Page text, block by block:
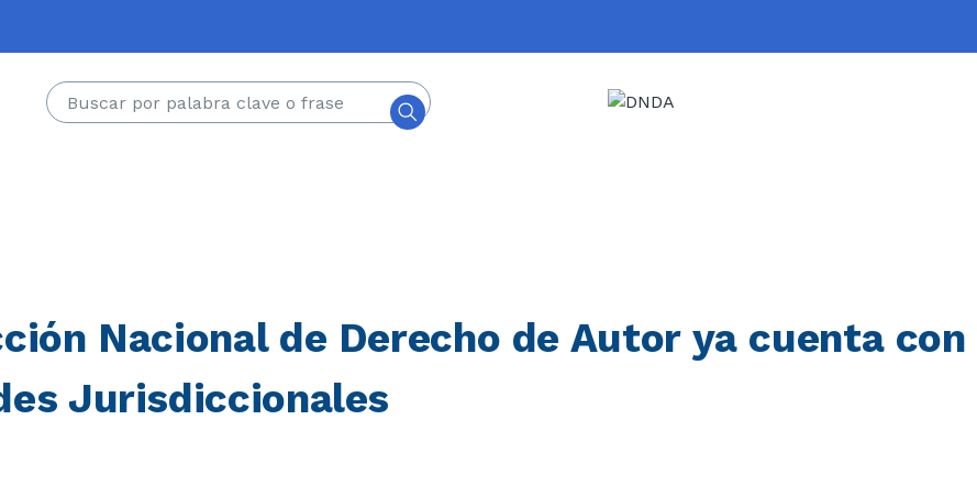
Buscar
Nacional de Derecho de Autor ya cuenta con
Jurisdiccionales